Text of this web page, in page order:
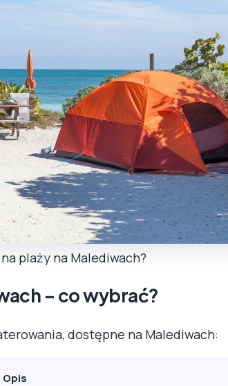
plaży na Malediwach?
– co wybrać?
dostępne na Malediwach:
Opis